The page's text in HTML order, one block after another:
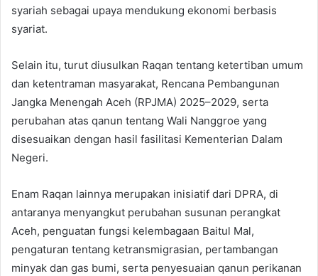
syariah sebagai upaya mendukung ekonomi berbasis
syariat.
Selain itu, turut diusulkan Raqan tentang ketertiban umum
dan ketentraman masyarakat, Rencana Pembangunan
Jangka Menengah Aceh (RPJMA) 2025–2029, serta
perubahan atas qanun tentang Wali Nanggroe yang
disesuaikan dengan hasil fasilitasi Kementerian Dalam
Negeri.
Enam Raqan lainnya merupakan inisiatif dari DPRA, di
antaranya menyangkut perubahan susunan perangkat
Aceh, penguatan fungsi kelembagaan Baitul Mal,
pengaturan tentang ketransmigrasian, pertambangan
minyak dan gas bumi, serta penyesuaian qanun perikanan